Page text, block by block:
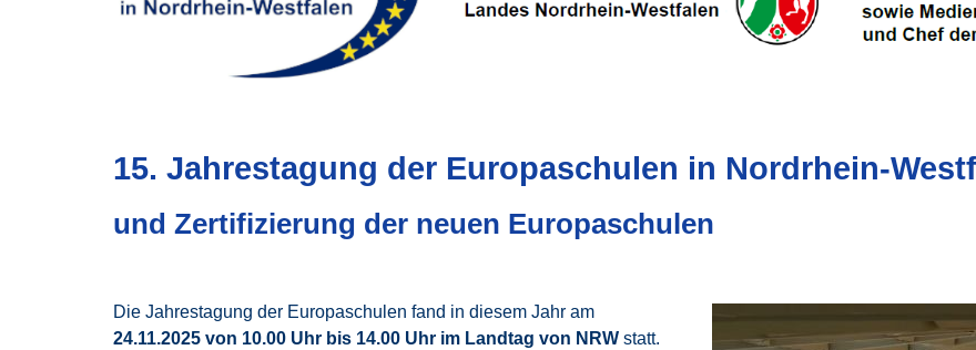
15. Jahrestagung der Europaschulen in Nordrhein-
und Zertifizierung der neuen Europaschulen
Die Jahrestagung der Europaschulen fand in diesem Jahr am
24.11.2025 von 10.00 Uhr bis 14.00 Uhr im Landtag von NRW statt.